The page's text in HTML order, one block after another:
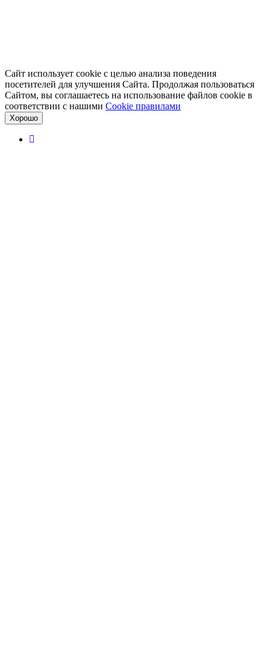
Сайт использует cookie с целью анализа поведения
посетителей для улучшения Сайта. Продолжая пользоваться
Сайтом, вы соглашаетесь на использование файлов cookie в
соответствии с нашими Cookiе правилами
Хорошо